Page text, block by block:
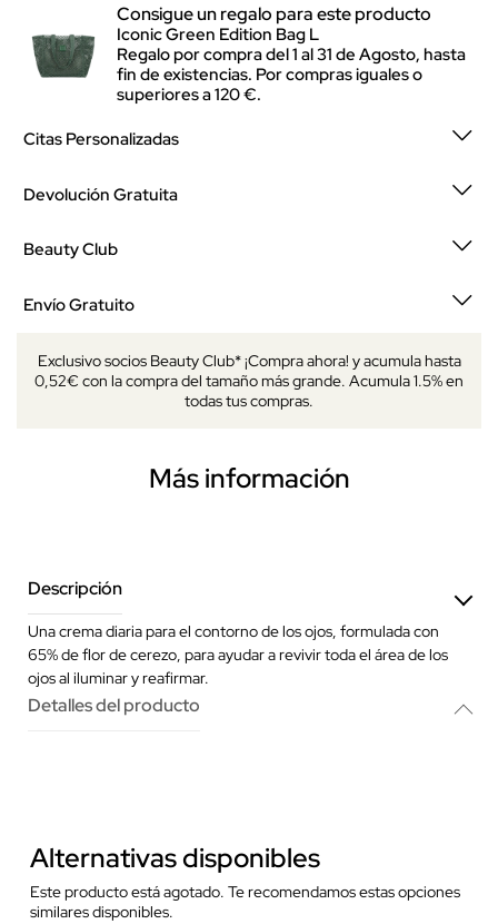
Consigue un regalo para este producto
Iconic Green Edition Bag L
Regalo por compra del 1 al 31 de Agosto, hasta
fin de existencias. Por compras iguales o
superiores a 120 €.
Citas Personalizadas
Devolución Gratuita
Beauty Club
Envío Gratuito
Exclusivo socios Beauty Club* ¡Compra ahora! y acumula hasta
0,52€ con la compra del tamaño más grande. Acumula 1.5% en
todas tus compras.
Más información
Descripción
Una crema diaria para el contorno de los ojos, formulada con
65% de flor de cerezo, para ayudar a revivir toda el área de los
ojos al iluminar y reafirmar.
Detalles del producto
Alternativas disponibles
Este producto está agotado. Te recomendamos estas opciones
similares disponibles.